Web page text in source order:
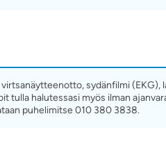
sydänfilmi (EKG),
tulla halutessasi myös ilman
puhelimitse 010 380 3838.